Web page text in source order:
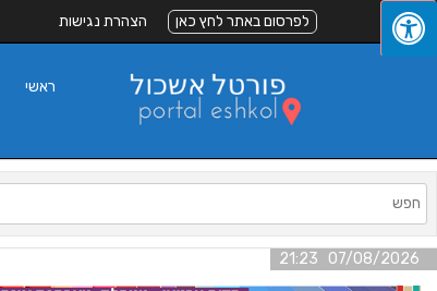
לפרסום באתר לחץ כאן הצהרת נגישות
ראשי
07/08/2026 21:23